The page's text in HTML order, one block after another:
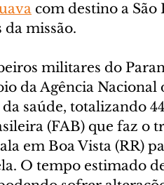
com destino a São
missão.
militares do
da Agência Nacional
saúde, totalizando
(FAB) que faz o
em Boa Vista (RR)
O tempo estimado